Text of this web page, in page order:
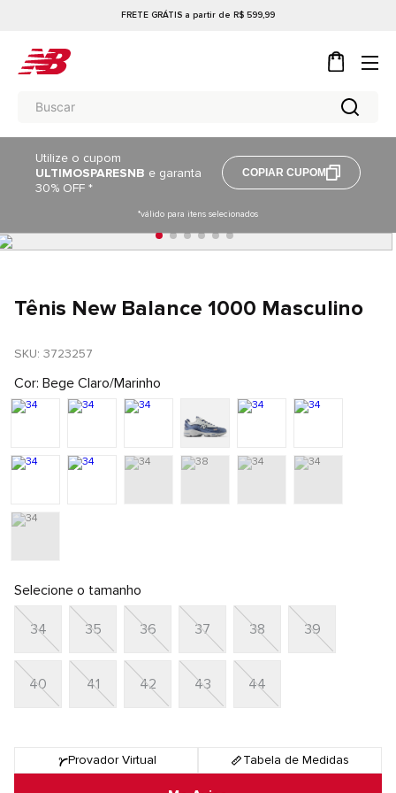
FRETE GRÁTIS a partir de R$ 599,99
Utilize o cupom
ULTIMOSPARESNB e garanta
30% OFF *
COPIAR CUPOM
*válido para itens selecionados
Tênis New Balance 1000 Masculino
SKU: 3723257
Cor Bege Claro/Marinho
Selecione o tamanho
34 35 36 37 38 39
40 41 42 43 44
Provador Virtual Tabela de Medidas